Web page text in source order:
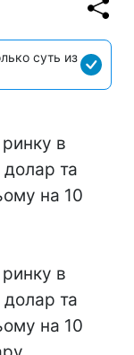
суть из
в
долар та
на 10
в
долар та
на 10